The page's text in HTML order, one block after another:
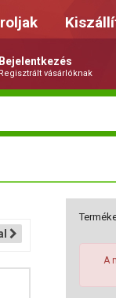
vásárlóknak
A